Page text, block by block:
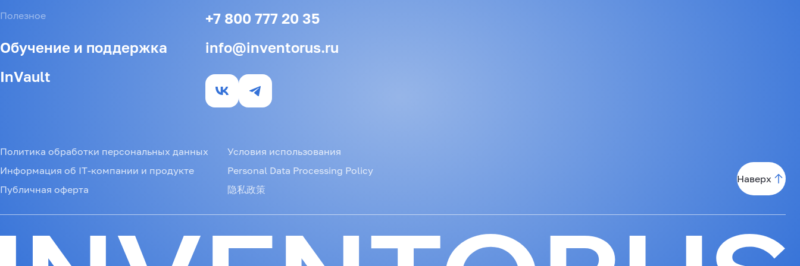
Полезное
Обучение и поддержка
InVault
+7 800 777 20 35
info@inventorus.ru
Политика обработки персональных данных
Условия использования
Информация об IT-компании и продукте
Personal Data Processing Policy
Публичная оферта
隐私政策
Наверх